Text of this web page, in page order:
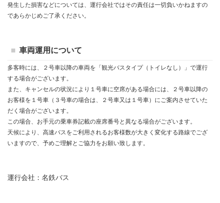
発生した損害などについては、運行会社ではその責任は一切負いかねますの
であらかじめご了承ください。
車両運用について
多客時には、２号車以降の車両を「観光バスタイプ（トイレなし）」で運行
する場合がございます。
また、キャンセルの状況により１号車に空席がある場合には、２号車以降の
お客様を１号車（３号車の場合は、２号車又は１号車）にご案内させていた
だく場合がございます。
この場合、お手元の乗車券記載の座席番号と異なる場合がございます。
天候により、高速バスをご利用されるお客様数が大きく変化する路線でござ
いますので、 予めご理解とご協力をお願い致します。
運行会社：名鉄バス